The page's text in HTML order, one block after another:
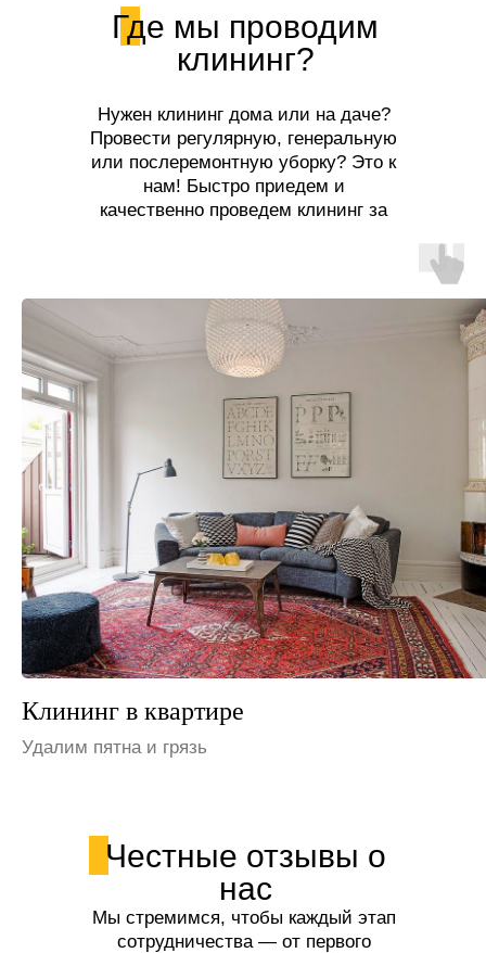
Где мы проводим
клининг?
Нужен клининг дома или на даче?
Провести регулярную, генеральную
или послеремонтную уборку? Это к
нам! Быстро приедем и
качественно проведем клининг за
Клининг на даче
Устраним неприятные запахи
Честные отзывы о
нас
Мы стремимся, чтобы каждый этап
сотрудничества — от первого